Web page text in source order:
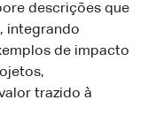
descrições que
integrando
de impacto
trazido à